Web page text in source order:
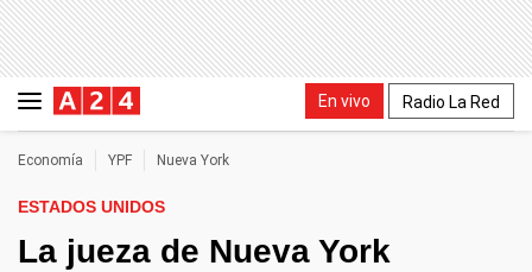
En vivo Radio La Red
Economía YPF Nueva York
ESTADOS UNIDOS
La jueza de Nueva York